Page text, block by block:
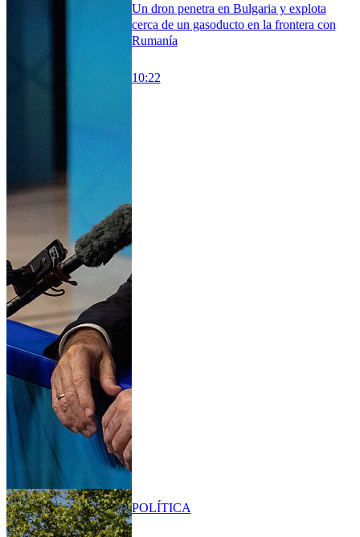
Un dron penetra en Bulgaria y explota
cerca de un gasoducto en la frontera con
Rumanía
10:22
POLÍTICA